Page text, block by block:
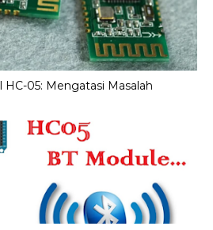
05: Mengatasi Masalah